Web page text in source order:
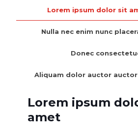
Lorem ipsum dolor sit
Nulla nec enim nunc
Donec
Aliquam dolor auctor
Lorem ipsum
amet